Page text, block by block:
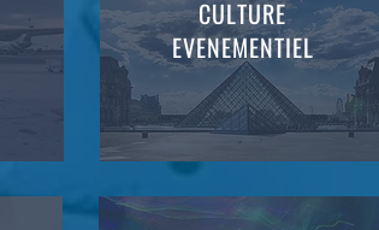
CULTURE
EVENEMENTIEL